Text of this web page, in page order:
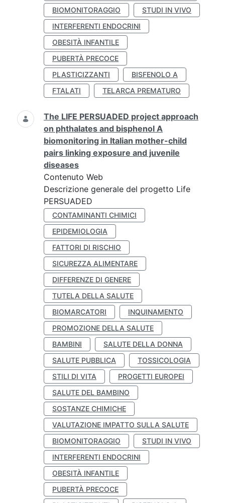
BIOMONITORAGGIO
STUDI IN VIVO
INTERFERENTI ENDOCRINI
OBESITÀ INFANTILE
PUBERTÀ PRECOCE
PLASTICIZZANTI
BISFENOLO A
FTALATI
TELARCA PREMATURO
The LIFE PERSUADED project approach
on phthalates and bisphenol A
biomonitoring in Italian mother-child
pairs linking exposure and juvenile
diseases
Contenuto Web
Descrizione generale del progetto Life
PERSUADED
CONTAMINANTI CHIMICI
EPIDEMIOLOGIA
FATTORI DI RISCHIO
SICUREZZA ALIMENTARE
DIFFERENZE DI GENERE
TUTELA DELLA SALUTE
BIOMARCATORI
INQUINAMENTO
PROMOZIONE DELLA SALUTE
BAMBINI
SALUTE DELLA DONNA
SALUTE PUBBLICA
TOSSICOLOGIA
STILI DI VITA
PROGETTI EUROPEI
SALUTE DEL BAMBINO
SOSTANZE CHIMICHE
VALUTAZIONE IMPATTO SULLA SALUTE
BIOMONITORAGGIO
STUDI IN VIVO
INTERFERENTI ENDOCRINI
OBESITÀ INFANTILE
PUBERTÀ PRECOCE